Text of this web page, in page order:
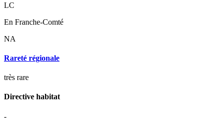
LC
En Franche-Comté
NA
Rareté régionale
très rare
Directive habitat
-